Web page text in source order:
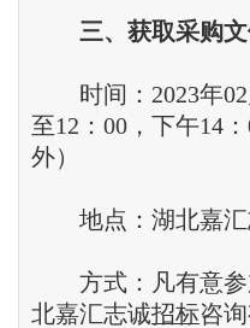
三、 获取采购
时间：2023年02
至12：00，下午14
外）
地点：湖北嘉汇
方式：凡有意参
北嘉汇志诚招标咨